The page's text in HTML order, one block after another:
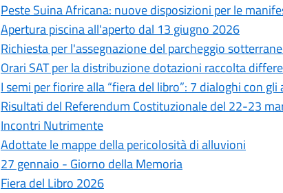
Peste Suina Africana: nuove disposizioni per le
Apertura piscina all'aperto dal 13 giugno 2026
Richiesta per l'assegnazione del parcheggio
Orari SAT per la distribuzione dotazioni raccolta
I semi per fiorire alla “fiera del libro”: 7 dialoghi con gli
Risultati del Referendum Costituzionale del 22-23
Incontri Nutrimente
Adottate le mappe della pericolosità di alluvioni
27 gennaio - Giorno della Memoria
Fiera del Libro 2026